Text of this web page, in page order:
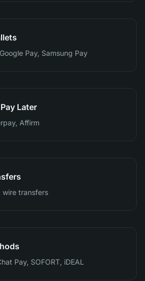
Pay, Samsung Pay
Later
Affirm
wire transfers
Pay, SOFORT, iDEAL